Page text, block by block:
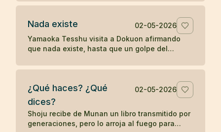
palabras sin despertar.
Nada existe
02-05-2026
Yamaoka Tesshu visita a Dokuon afirmando
que nada existe, hasta que un golpe del
con fuerza.
¿Qué haces? ¿Qué
dices?
02-05-2026
Shoju recibe de Munan un libro transmitido por
generaciones, pero lo arroja al fuego para